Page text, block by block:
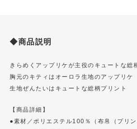
◆商品説明
きらめくアップリケが主役のキュートな総
胸元のキティはオーロラ生地のアップリケ
生地ぜんたいはキュートな総柄プリント
【商品詳細】
●素材／ポリエステル100％（布帛（プリン